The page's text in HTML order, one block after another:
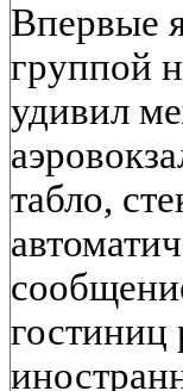
Впервые
группой
удивил
табло,
гостиниц